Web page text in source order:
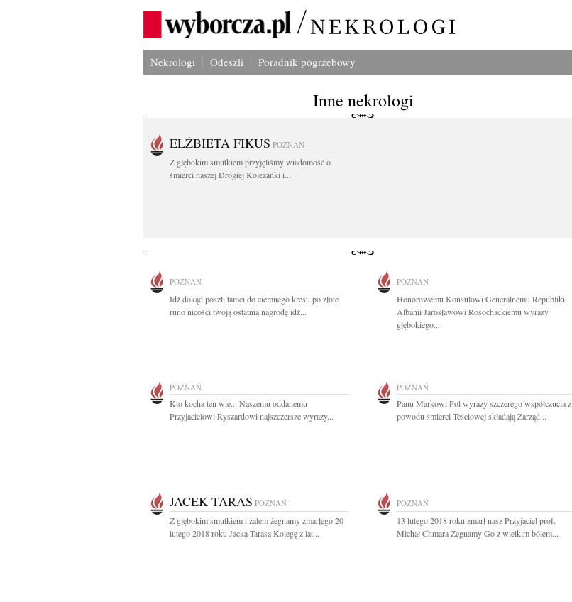
Nekrologi Odeszli Poradnik pogrzebowy
Inne nekrologi
ELŻBIETA FIKUS POZNAŃ
Z głębokim smutkiem przyjęliśmy wiadomość o
śmierci naszej Drogiej Koleżanki i...
POZNAŃ
Idź dokąd poszli tamci do ciemnego kresu po złote
runo nicości twoją ostatnią nagrodę idź...
POZNAŃ
Honorowemu Konsulowi Generalnemu Republiki
Albanii Jarosławowi Rosochackiemu wyrazy
głębokiego...
POZNAŃ
Kto kocha ten wie... Naszemu oddanemu
Przyjacielowi Ryszardowi najszczersze wyrazy...
POZNAŃ
Panu Markowi Pol wyrazy szczerego współczucia z
powodu śmierci Teściowej składają Zarząd...
JACEK TARAS POZNAŃ
Z głębokim smutkiem i żalem żegnamy zmarłego 20
lutego 2018 roku Jacka Tarasa Kolegę z lat...
POZNAŃ
13 lutego 2018 roku zmarł nasz Przyjaciel prof.
Michał Chmara Żegnamy Go z wielkim bólem...